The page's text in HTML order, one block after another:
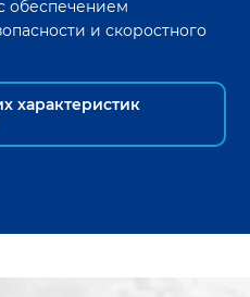
обеспечением
и скоростного
характеристик